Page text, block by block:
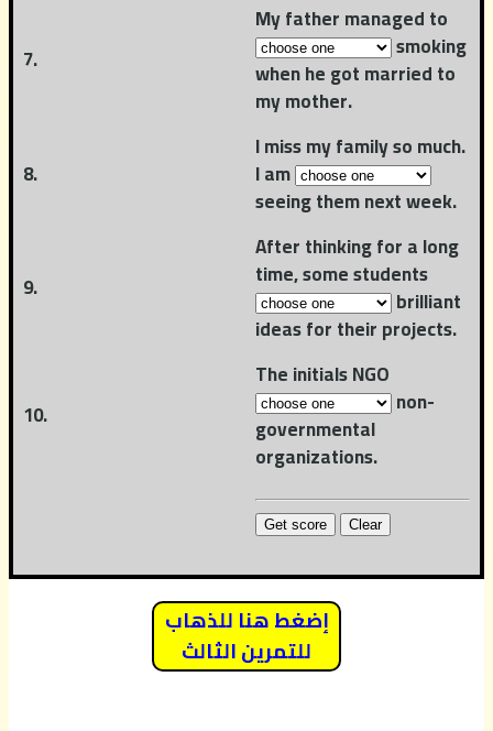
7.
My father managed to
smoking
when he got married to
my mother.
8.
I miss my family so much.
I am
seeing them next week.
9.
After thinking for a long
time, some students
brilliant
ideas for their projects.
10.
The initials NGO
non-
governmental
organizations.
إضغط هنا للذهاب
للتمرين الثالث